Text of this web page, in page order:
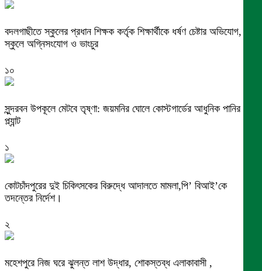
বদলগাছীতে স্কুলের প্রধান শিক্ষক কর্তৃক শিক্ষার্থীকে ধর্ষণ চেষ্টার অভিযোগ,
স্কুলে অগ্নিসংযোগ ও ভাংচুর
১০
সুন্দরবন উপকূলে মেটবে তৃষ্ণা: জয়মনির ঘোলে কোস্টগার্ডের আধুনিক পানির
প্ল্যান্ট
১
কোটচাঁদপুরের দুই চিকিৎসকের বিরুদ্ধে আদালতে মামলা,পি’ বিআই’কে
তদন্তের নির্দেশ।
২
মহেশপুরে নিজ ঘরে ঝুলন্ত লাশ উদ্ধার, শোকস্তব্ধ এলাকাবাসী ,